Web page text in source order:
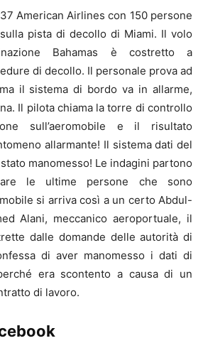
American Airlines con 150 persone
pista di decollo di Miami. Il volo
Bahamas è costretto a
di decollo. Il personale prova ad
il sistema di bordo va in allarme,
Il pilota chiama la torre di controllo
sull’aeromobile e il risultato
allarmante! Il sistema dati del
manomesso! Le indagini partono
le ultime persone che sono
si arriva così a un certo Abdul-
Alani, meccanico aeroportuale, il
dalle domande delle autorità di
di aver manomesso i dati di
era scontento a causa di un
di lavoro.